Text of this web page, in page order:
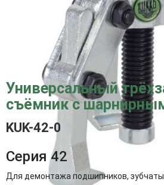
Универсальный
съёмник с
KUK-42-0
Серия 42
Для демонтажа подшипников,